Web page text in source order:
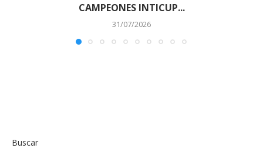
CAMPEONES INTICUP...
31/07/2026
Buscar